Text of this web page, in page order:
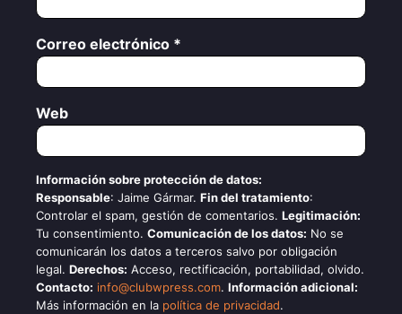
Correo electrónico *
Web
Información sobre protección de datos:
Responsable: Jaime Gármar. Fin del tratamiento:
Controlar el spam, gestión de comentarios. Legitimación:
Tu consentimiento. Comunicación de los datos: No se
comunicarán los datos a terceros salvo por obligación
legal. Derechos: Acceso, rectificación, portabilidad, olvido.
Contacto: info@clubwpress.com. Información adicional:
Más información en la política de privacidad.